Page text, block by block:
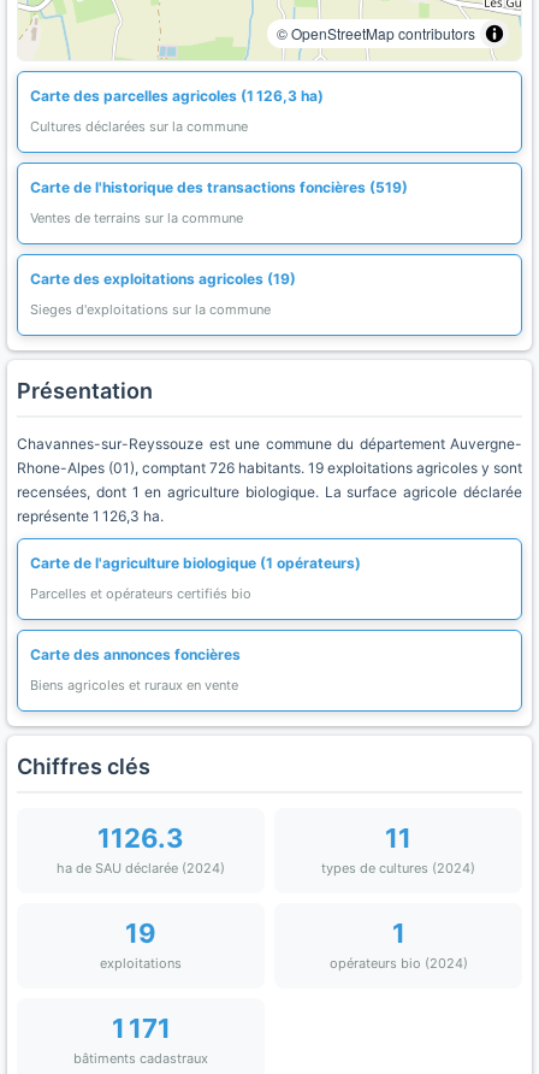
© OpenStreetMap contributors
Carte des parcelles agricoles (1 126,3 ha)
Cultures déclarées sur la commune
Carte de l'historique des transactions foncières (519)
Ventes de terrains sur la commune
Carte des exploitations agricoles (19)
Sieges d'exploitations sur la commune
Présentation
Chavannes-sur-Reyssouze est une commune du département Auvergne-
Rhone-Alpes (01), comptant 726 habitants. 19 exploitations agricoles y sont
recensées, dont 1 en agriculture biologique. La surface agricole déclarée
représente 1 126,3 ha.
Carte de l'agriculture biologique (1 opérateurs)
Parcelles et opérateurs certifiés bio
Carte des annonces foncières
Biens agricoles et ruraux en vente
Chiffres clés
1126.3
ha de SAU déclarée (2024)
11
types de cultures (2024)
19
exploitations
1
opérateurs bio (2024)
1 171
bâtiments cadastraux